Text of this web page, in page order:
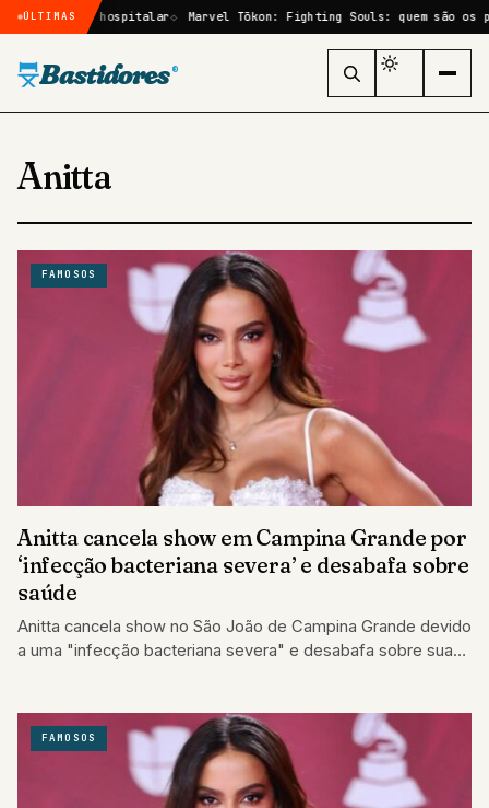
ÚLTIMAShospitalar Marvel Tōkon: Fighting Souls: quem são os
Bastidores ®
Anitta
FAMOSOS
Anitta cancela show em Campina Grande por
‘infecção bacteriana severa’ e desabafa sobre
saúde
Anitta cancela show no São João de Campina Grande devido
a uma "infecção bacteriana severa" e desabafa sobre sua
FAMOSOS